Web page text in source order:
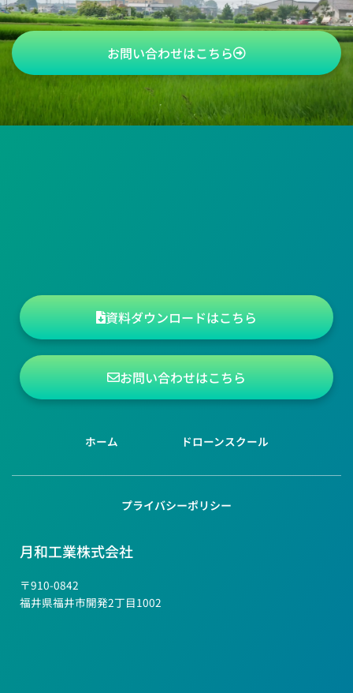
お問い合わせはこちら
資料ダウンロードはこちら
お問い合わせはこちら
ホーム ドローンスクール
月和工業株式会社
〒910-0842
福井県福井市開発2丁目1002
プライバシーポリシー